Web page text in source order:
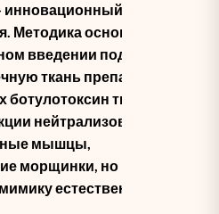
инновационный метод
Методика основана на
введении под кожу
ткань препаратов,
типа А.
нейтрализовывают
мышцы,
морщинки, но
естественной.